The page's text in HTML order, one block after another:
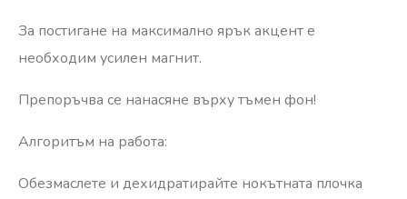
За постигане на максимално ярък акцент е
необходим усилен магнит.
Препоръчва се нанасяне върху тъмен фон!
Алгоритъм на работа:
Обезмаслете и дехидратирайте нокътната плочка